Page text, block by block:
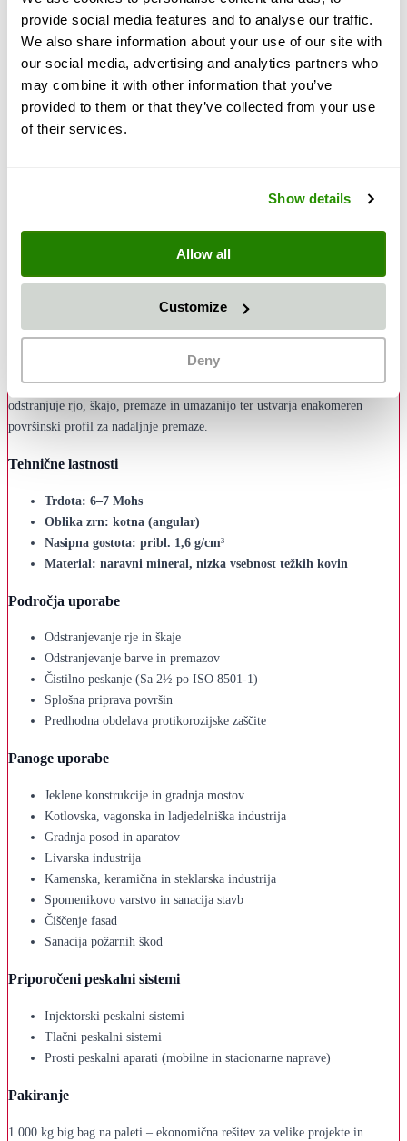
provide social media features and to analyse our traffic.
We also share information about your use of our site with
our social media, advertising and analytics partners who
may combine it with other information that you’ve
provided to them or that they’ve collected from your use
of their services.
Show details
Allow all
Customize
Deny
678,30 €
570,00 €
Greenblast abrazivno sredstvo v granulaciji 0,3–1,0 mm je vsestransko,
alternativa običajnim žlindrenim abrazivom. Ta univerzalna granulacija
pokriva širok spekter uporabe: od odstranjevanja rje in barve do splošne
priprave površin po Sa 2½ skladno z ISO 8501-1. Greenblast zanesljivo
odstranjuje rjo, škajo, premaze in umazanijo ter ustvarja enakomeren
površinski profil za nadaljnje premaze.
Tehnične lastnosti
Trdota: 6–7 Mohs
Oblika zrn: kotna (angular)
Nasipna gostota: pribl. 1,6 g/cm³
Material: naravni mineral, nizka vsebnost težkih kovin
Področja uporabe
Odstranjevanje rje in škaje
Odstranjevanje barve in premazov
Čistilno peskanje (Sa 2½ po ISO 8501-1)
Splošna priprava površin
Predhodna obdelava protikorozijske zaščite
Panoge uporabe
Jeklene konstrukcije in gradnja mostov
Kotlovska, vagonska in ladjedelniška industrija
Gradnja posod in aparatov
Livarska industrija
Kamenska, keramična in steklarska industrija
Spomenikovo varstvo in sanacija stavb
Čiščenje fasad
Sanacija požarnih škod
Priporočeni peskalni sistemi
Injektorski peskalni sistemi
Tlačni peskalni sistemi
Prosti peskalni aparati (mobilne in stacionarne naprave)
Pakiranje
1.000 kg big bag na paleti – ekonomična rešitev za velike projekte in